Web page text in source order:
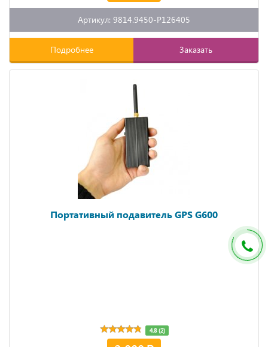
Артикул: 9814.9450-P126405
Подробнее Заказать
Портативный подавитель GPS G600
4.8 (2)